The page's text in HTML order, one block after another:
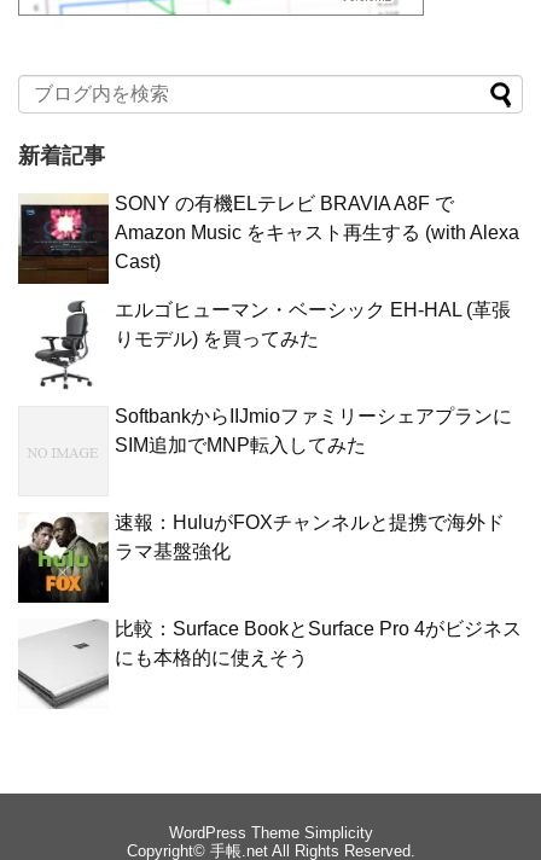
新着記事
SONY の有機ELテレビ BRAVIA A8F で
Amazon Music をキャスト再生する (with Alexa
Cast)
エルゴヒューマン・ベーシック EH-HAL (革張
りモデル) を買ってみた
SoftbankからIIJmioファミリーシェアプランに
SIM追加でMNP転入してみた
速報：HuluがFOXチャンネルと提携で海外ド
ラマ基盤強化
比較：Surface BookとSurface Pro 4がビジネス
にも本格的に使えそう
WordPress Theme Simplicity
Copyright© 手帳.netAll Rights Reserved.